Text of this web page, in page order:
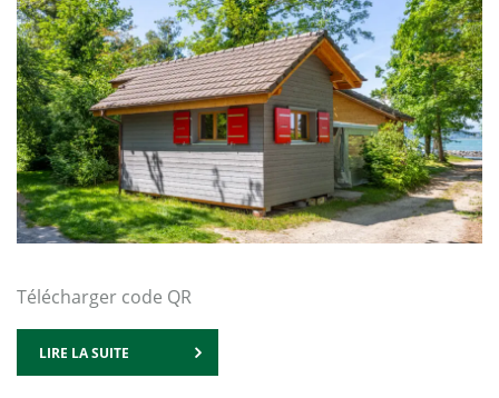
Télécharger code QR
LIRE LA SUITE